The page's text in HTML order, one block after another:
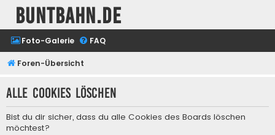
buntbahn.de
Foto-Galerie FAQ
Foren-Übersicht
Alle Cookies löschen
Bist du dir sicher, dass du alle Cookies des Boards löschen
möchtest?